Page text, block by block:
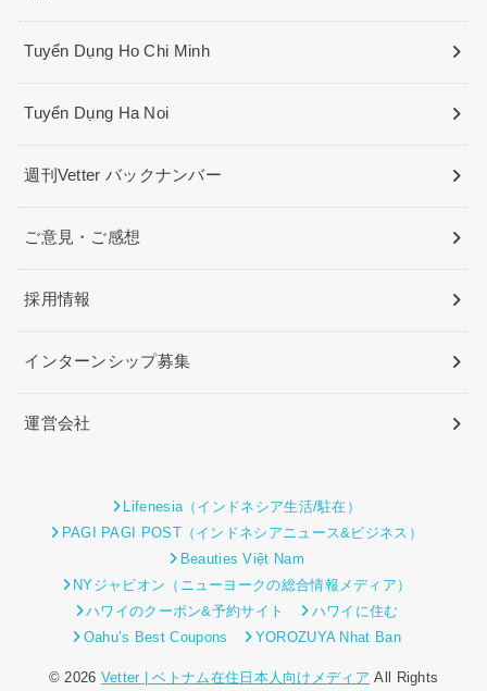
Tuyển Dụng Ho Chi Minh
Tuyển Dụng Ha Noi
週刊Vetter バックナンバー
ご意見・ご感想
採用情報
インターンシップ募集
運営会社
Lifenesia（インドネシア生活/駐在）
PAGI PAGI POST（インドネシアニュース&ビジネス）
Beauties Việt Nam
NYジャピオン（ニューヨークの総合情報メディア）
ハワイのクーポン&予約サイト
ハワイに住む
Oahu’s Best Coupons
YOROZUYA Nhat Ban
© 2026 Vetter | ベトナム在住日本人向けメディア All Rights